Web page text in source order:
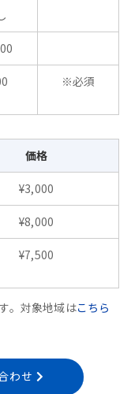
※必須
価格
¥3,000
¥8,000
¥7,500
。対象地域はこちら
わせ